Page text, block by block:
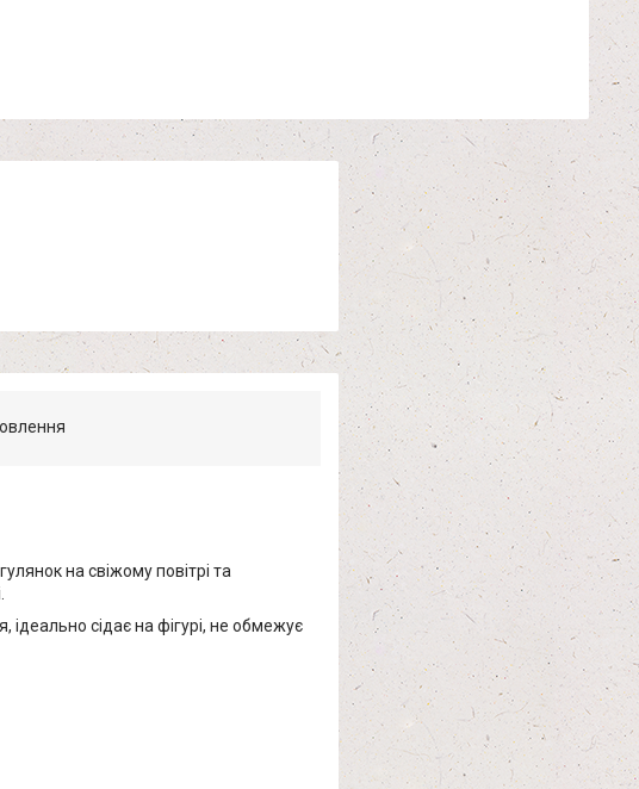
на свіжому повітрі та
ідеально сідає на фігурі, не обмежує